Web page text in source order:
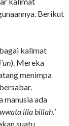
Berikut
kalimat
). Mereka
menimpa
manusia ada
illa billah.’
suatu